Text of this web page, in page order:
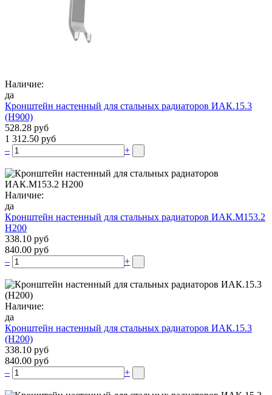
Наличие:
да
Кронштейн настенный для стальных радиаторов ИАК.15.3
(H900)
528.28 руб
1 312.50 руб
–
+
Наличие:
да
Кронштейн настенный для стальных радиаторов ИАК.М153.2
Н200
338.10 руб
840.00 руб
–
+
Наличие:
да
Кронштейн настенный для стальных радиаторов ИАК.15.3
(H200)
338.10 руб
840.00 руб
–
+